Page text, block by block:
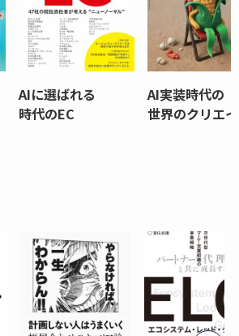
AIに選ばれる
時代のEC
AI実装時代の
世界のクリエ